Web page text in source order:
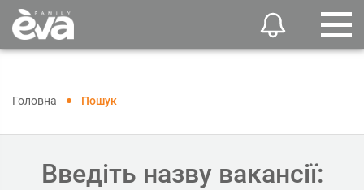
Головна Пошук
Введіть назву вакансії: